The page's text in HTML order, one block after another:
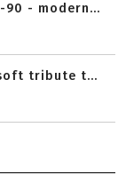
- modern...
tribute t...